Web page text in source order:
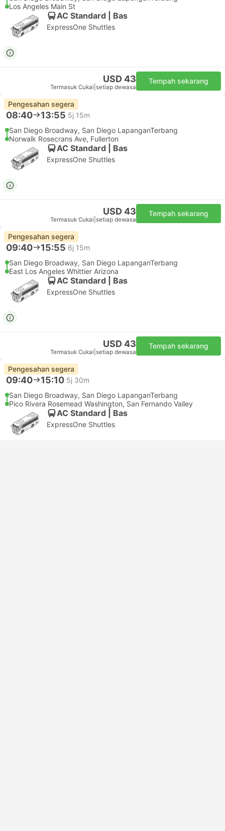
Los Angeles Main St
AC Standard | Bas
ExpressOne Shuttles
USD 43
Termasuk Cukai setiap dewasa
Tempah sekarang
Pengesahan segera
08:40 13:55 5j 15m
San Diego Broadway, San Diego LapanganTerbang
Norwalk Rosecrans Ave, Fullerton
AC Standard | Bas
ExpressOne Shuttles
USD 43
Termasuk Cukai setiap dewasa
Tempah sekarang
Pengesahan segera
09:40 15:55 6j 15m
San Diego Broadway, San Diego LapanganTerbang
East Los Angeles Whittier Arizona
AC Standard | Bas
ExpressOne Shuttles
USD 43
Termasuk Cukai setiap dewasa
Tempah sekarang
Pengesahan segera
09:40 15:10 5j 30m
San Diego Broadway, San Diego LapanganTerbang
Pico Rivera Rosemead Washington, San Fernando Valley
AC Standard | Bas
ExpressOne Shuttles